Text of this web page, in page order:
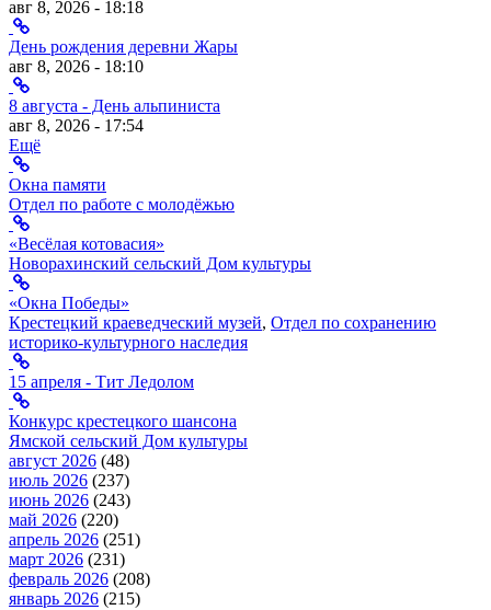
авг 8, 2026 - 18:18
День рождения деревни Жары
авг 8, 2026 - 18:10
8 августа - День альпиниста
авг 8, 2026 - 17:54
Ещё
Окна памяти
Отдел по работе с молодёжью
«Весёлая котовасия»
Новорахинский сельский Дом культуры
«Окна Победы»
Крестецкий краеведческий музей, Отдел по сохранению
историко-культурного наследия
15 апреля - Тит Ледолом
Конкурс крестецкого шансона
Ямской сельский Дом культуры
август 2026 (48)
июль 2026 (237)
июнь 2026 (243)
май 2026 (220)
апрель 2026 (251)
март 2026 (231)
февраль 2026 (208)
январь 2026 (215)